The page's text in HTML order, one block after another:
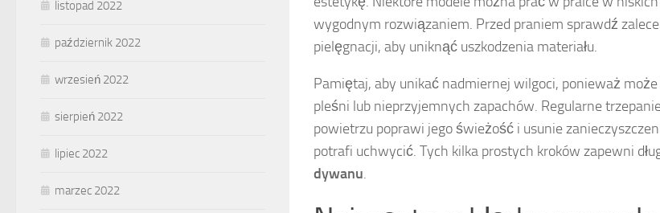
wygodnym rozwiązaniem. Przed praniem sprawdź
pielęgnacji, aby uniknąć uszkodzenia materiału.
Pamiętaj, aby unikać nadmiernej wilgoci, ponieważ
pleśni lub nieprzyjemnych zapachów. Regularne
powietrzu poprawi jego świeżość i usunie
potrafi uchwycić. Tych kilka prostych kroków zapewni
dywanu.
listopad 2022
październik 2022
wrzesień 2022
sierpień 2022
lipiec 2022
marzec 2022